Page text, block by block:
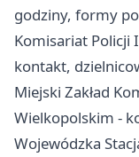
godziny, formy
Komisariat Policji
kontakt,
Miejski Zakład
Wielkopolskim -
Wojewódzka